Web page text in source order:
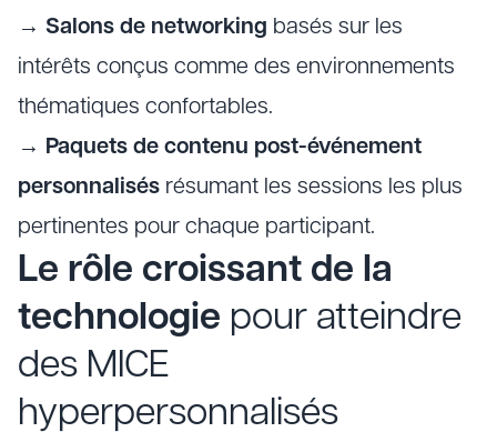
→ Salons de networking basés sur les
intérêts conçus comme des environnements
thématiques confortables.
→ Paquets de contenu post-événement
personnalisés résumant les sessions les plus
pertinentes pour chaque participant.
Le rôle croissant de la
technologie pour atteindre
des MICE
hyperpersonnalisés